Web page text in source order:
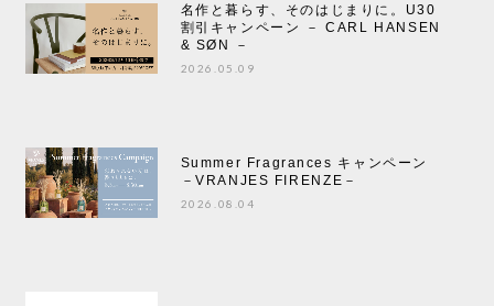
名作と暮らす、そのはじまりに。U30
割引キャンペーン － CARL HANSEN
& SØN －
2026.05.09
Summer Fragrances キャンペーン
－VRANJES FIRENZE－
2026.08.04